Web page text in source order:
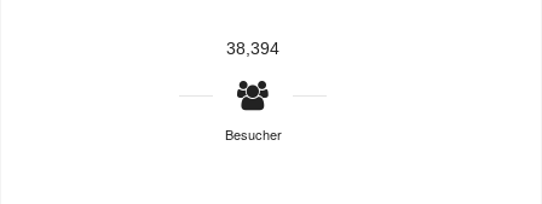
38,394
Besucher